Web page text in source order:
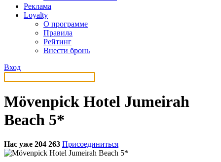
Реклама
Loyalty
О программе
Правила
Рейтинг
Внести бронь
Вход
Mövenpick Hotel Jumeirah
Beach 5*
Нас уже 204 263 Присоединиться